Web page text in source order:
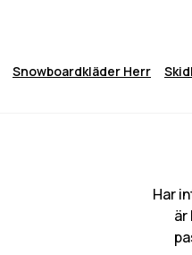
Snowboardkläder Herr
Har
är